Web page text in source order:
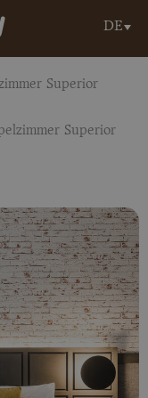
DE
Superior
Superior